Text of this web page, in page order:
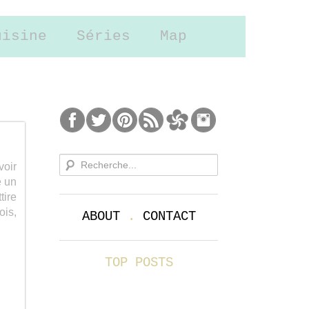
Séries Map
un
ABOUT. CONTACT
TOP POSTS